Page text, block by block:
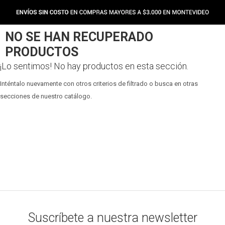
NO SE HAN RECUPERADO
PRODUCTOS
¡Lo sentimos! No hay productos en esta sección.
Inténtalo nuevamente con otros criterios de filtrado o busca en otras
secciones de nuestro catálogo.
Suscríbete a nuestra newsletter